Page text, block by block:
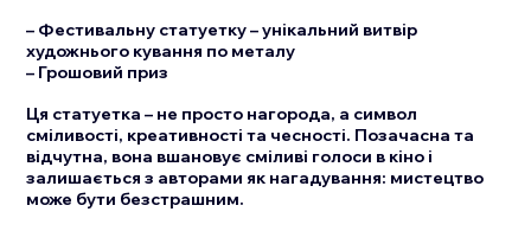
– Фестивальну статуетку – унікальний витвір
художнього кування по металу
– Грошовий приз
Ця статуетка – не просто нагорода, а символ
сміливості, креативності та чесності. Позачасна та
відчутна, вона вшановує сміливі голоси в кіно і
залишається з авторами як нагадування: мистецтво
може бути безстрашним.